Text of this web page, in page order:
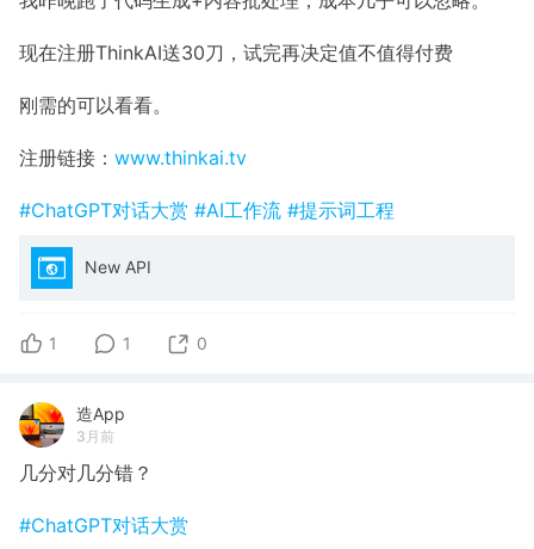
现在注册ThinkAI送30刀，试完再决定值不值得付费
刚需的可以看看。
注册链接： www.thinkai.tv
#ChatGPT对话大赏 #AI工作流 #提示词工程
New API
1 1 0
造App
3月前
几分对几分错？
#ChatGPT对话大赏